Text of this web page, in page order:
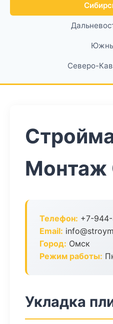
Северо-
Монтаж
Телефон: +7-
Email:
Город: Омск
Режим работы:
Укладка